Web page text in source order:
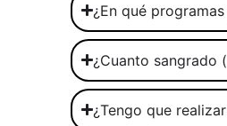
¿En qué
¿Cuanto sangrado
¿Tengo que